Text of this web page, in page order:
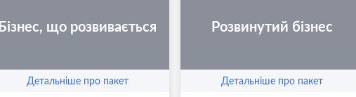
Бізнес, що розвивається
Детальніше про пакет
Розвинутий бізнес
Детальніше про пакет